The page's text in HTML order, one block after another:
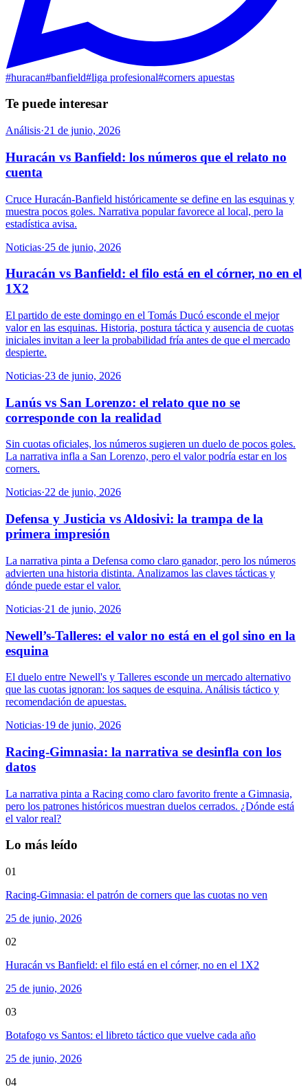
#huracan#banfield#liga profesional#corners apuestas
Te puede interesar
Análisis·21 de junio, 2026
Huracán vs Banfield: los números que el relato no
cuenta
Cruce Huracán-Banfield históricamente se define en las esquinas y
muestra pocos goles. Narrativa popular favorece al local, pero la
estadística avisa.
Noticias·25 de junio, 2026
Huracán vs Banfield: el filo está en el córner, no en el
1X2
El partido de este domingo en el Tomás Ducó esconde el mejor
valor en las esquinas. Historia, postura táctica y ausencia de cuotas
iniciales invitan a leer la probabilidad fría antes de que el mercado
despierte.
Noticias·23 de junio, 2026
Lanús vs San Lorenzo: el relato que no se
corresponde con la realidad
Sin cuotas oficiales, los números sugieren un duelo de pocos goles.
La narrativa infla a San Lorenzo, pero el valor podría estar en los
corners.
Noticias·22 de junio, 2026
Defensa y Justicia vs Aldosivi: la trampa de la
primera impresión
La narrativa pinta a Defensa como claro ganador, pero los números
advierten una historia distinta. Analizamos las claves tácticas y
dónde puede estar el valor.
Noticias·21 de junio, 2026
Newell’s-Talleres: el valor no está en el gol sino en la
esquina
El duelo entre Newell's y Talleres esconde un mercado alternativo
que las cuotas ignoran: los saques de esquina. Análisis táctico y
recomendación de apuestas.
Noticias·19 de junio, 2026
Racing-Gimnasia: la narrativa se desinfla con los
datos
La narrativa pinta a Racing como claro favorito frente a Gimnasia,
pero los patrones históricos muestran duelos cerrados. ¿Dónde está
el valor real?
Lo más leído
01
Racing-Gimnasia: el patrón de corners que las cuotas no ven
25 de junio, 2026
02
Huracán vs Banfield: el filo está en el córner, no en el 1X2
25 de junio, 2026
03
Botafogo vs Santos: el libreto táctico que vuelve cada año
25 de junio, 2026
04